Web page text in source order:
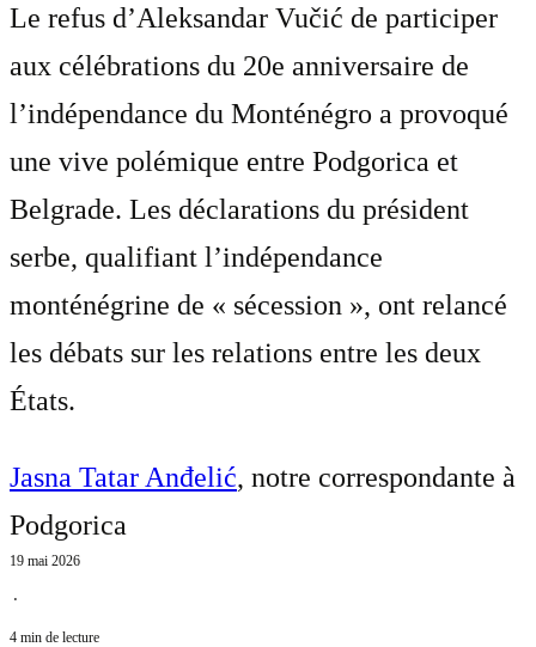
Le refus d’Aleksandar Vučić de participer
aux célébrations du 20e anniversaire de
l’indépendance du Monténégro a provoqué
une vive polémique entre Podgorica et
Belgrade. Les déclarations du président
serbe, qualifiant l’indépendance
monténégrine de « sécession », ont relancé
les débats sur les relations entre les deux
États.
Jasna Tatar Anđelić, notre correspondante à
Podgorica
19 mai 2026
⋅
4 min de lecture